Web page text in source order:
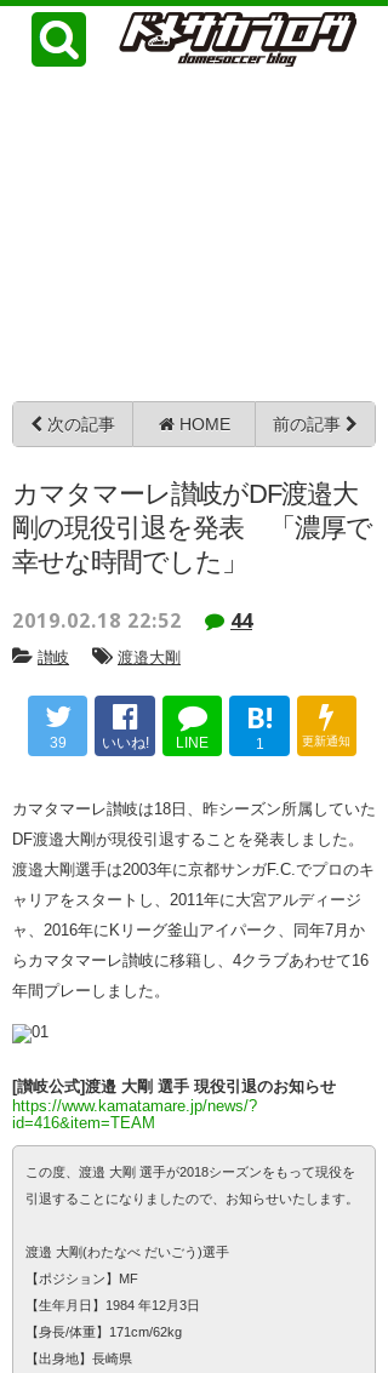
次の記事 HOME 前の記事
カマタマーレ讃岐がDF渡邉大
剛の現役引退を発表 「濃厚で
幸せな時間でした」
2019.02.18 22:52 44
讃岐 渡邉大剛
39 いいね! LINE
B!
1 更新通知
カマタマーレ讃岐は18日、昨シーズン所属していた
DF渡邉大剛が現役引退することを発表しました。
渡邉大剛選手は2003年に京都サンガF.C.でプロのキ
ャリアをスタートし、2011年に大宮アルディージ
ャ、2016年にKリーグ釜山アイパーク、同年7月か
らカマタマーレ讃岐に移籍し、4クラブあわせて16
年間プレーしました。
[讃岐公式]渡邉 大剛 選手 現役引退のお知らせ
https://www.kamatamare.jp/news/?
id=416&item=TEAM
この度、渡邉 大剛 選手が2018シーズンをもって現役を
引退することになりましたので、お知らせいたします。
渡邉 大剛(わたなべ だいごう)選手
【ポジション】MF
【生年月日】1984 年12月3日
【身長/体重】171cm/62kg
【出身地】長崎県